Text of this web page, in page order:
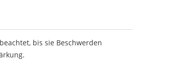
bis sie Beschwerden